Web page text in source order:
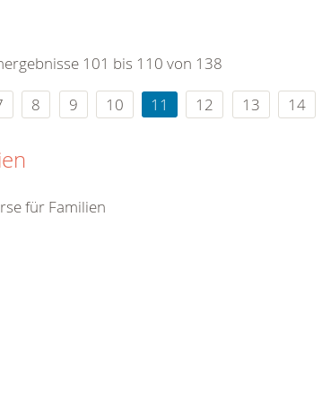
101 bis 110 von 138
8 9 10 11 12 13 14
für Familien